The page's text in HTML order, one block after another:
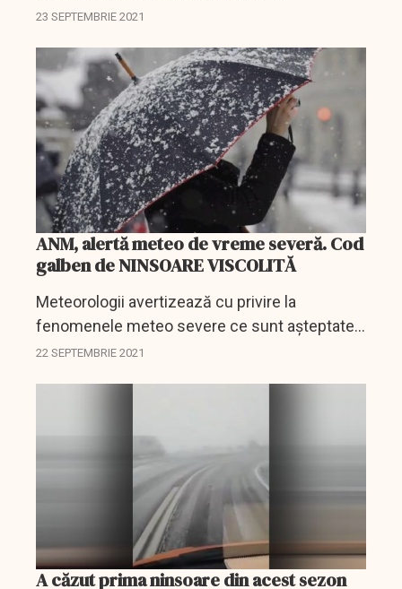
evenimentul ne ia mereu parcă mereu pe
călduroase din vară, la mare, la...
23 SEPTEMBRIE 2021
ANM, alertă meteo de vreme severă. Cod
galben de NINSOARE VISCOLITĂ
Meteorologii avertizează cu privire la
fenomenele meteo severe ce sunt așteptate
în următoarele ore.
22 SEPTEMBRIE 2021
A căzut prima ninsoare din acest sezon